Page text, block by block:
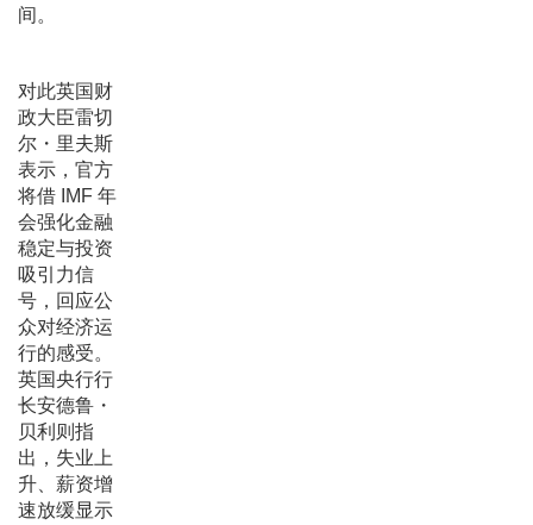
间。
对此英国财
政大臣雷切
尔・里夫斯
表示，官方
将借 IMF 年
会强化金融
稳定与投资
吸引力信
号，回应公
众对经济运
行的感受。
英国央行行
长安德鲁・
贝利则指
出，失业上
升、薪资增
速放缓显示